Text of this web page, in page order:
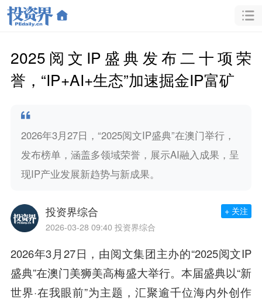
2025阅文IP盛典发布二十项荣
誉，“IP+AI+生态”加速掘金IP富矿
2026年3月27日，“2025阅文IP盛典”在澳门举行，
发布榜单，涵盖多领域荣誉，展示AI融入成果，呈
现IP产业发展新趋势与新成果。
投资界综合
2026-03-28 09:40 投资界综合
+ 关注
2026年3月27日，由阅文集团主办的“2025阅文IP
盛典”在澳门美狮美高梅盛大举行。本届盛典以“新
世界·在我眼前”为主题，汇聚逾千位海内外创作